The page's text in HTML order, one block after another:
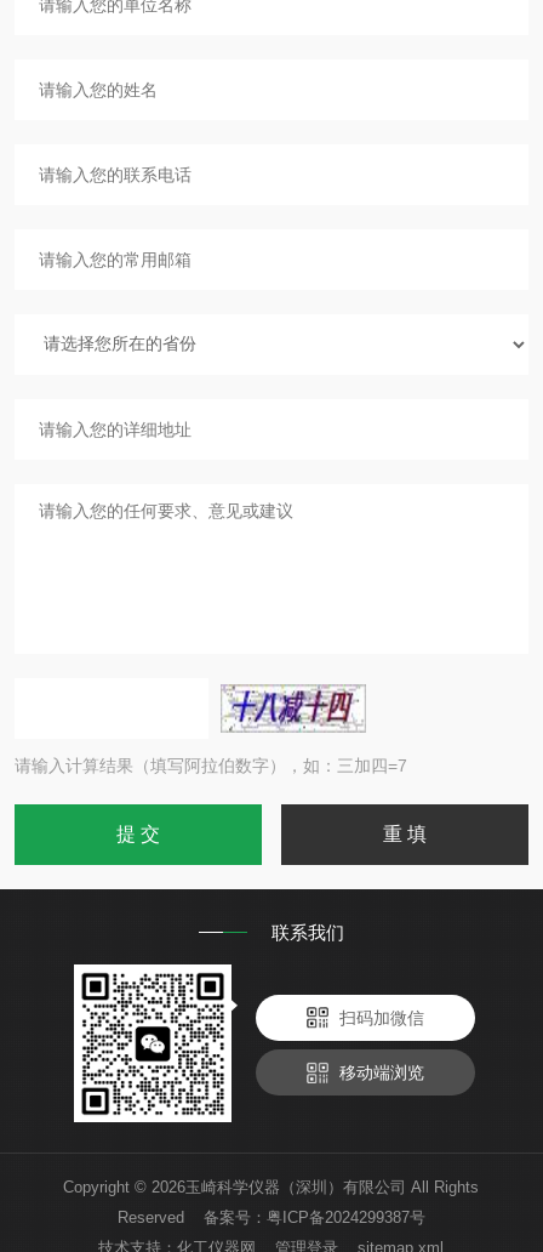
请输入计算结果（填写阿拉伯数字），如：三加四=7
联系我们
扫码加微信
移动端浏览
Copyright © 2026玉崎科学仪器（深圳）有限公司 All Rights
Reserved 备案号： 粤ICP备2024299387号
技术支持：化工仪器网 管理登录 sitemap.xml